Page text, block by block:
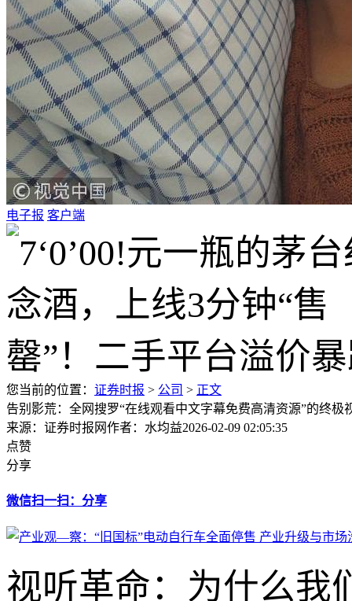
电子报 客户端
您当前的位置： 证券时报 > 公司 > 正文
告别影荒：全网搜罗“在线观看中文字幕免费高清资源”的终极
来源：证券时报网作者：水均益2026-02-09 02:05:35
点赞
分享
微信扫一扫：分享
视听革命：为什么我